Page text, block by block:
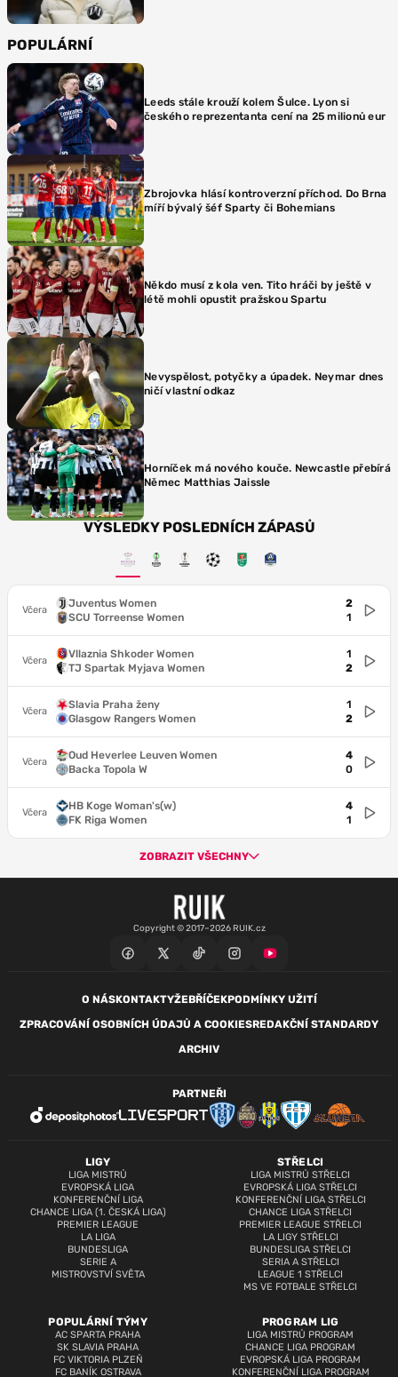
POPULÁRNÍ
Leeds stále krouží kolem Šulce. Lyon si
českého reprezentanta cení na 25 milionů eur
Zbrojovka hlásí kontroverzní příchod. Do Brna
míří bývalý šéf Sparty či Bohemians
Někdo musí z kola ven. Tito hráči by ještě v
létě mohli opustit pražskou Spartu
Nevyspělost, potyčky a úpadek. Neymar dnes
ničí vlastní odkaz
Horníček má nového kouče. Newcastle přebírá
Němec Matthias Jaissle
VÝSLEDKY POSLEDNÍCH ZÁPASŮ
Včera
Juventus Women
SCU Torreense Women
2
1
Včera
Vllaznia Shkoder Women
TJ Spartak Myjava Women
1
2
Včera
Slavia Praha ženy
Glasgow Rangers Women
1
2
Včera
Oud Heverlee Leuven Women
Backa Topola W
4
0
Včera
HB Koge Woman's(w)
FK Riga Women
4
1
ZOBRAZIT VŠECHNY
Copyright © 2017–2026 RUIK.cz
O NÁSKONTAKTYŽEBŘÍČEKPODMÍNKY UŽITÍ
ZPRACOVÁNÍ OSOBNÍCH ÚDAJŮ A COOKIESREDAKČNÍ STANDARDY
ARCHIV
LIGY
LIGA MISTRŮ
EVROPSKÁ LIGA
KONFERENČNÍ LIGA
CHANCE LIGA (1. ČESKÁ LIGA)
PREMIER LEAGUE
LA LIGA
BUNDESLIGA
SERIE A
MISTROVSTVÍ SVĚTA
STŘELCI
LIGA MISTRŮ STŘELCI
EVROPSKÁ LIGA STŘELCI
KONFERENČNÍ LIGA STŘELCI
CHANCE LIGA STŘELCI
PREMIER LEAGUE STŘELCI
LA LIGY STŘELCI
BUNDESLIGA STŘELCI
SERIA A STŘELCI
LEAGUE 1 STŘELCI
MS VE FOTBALE STŘELCI
POPULÁRNÍ TÝMY
AC SPARTA PRAHA
SK SLAVIA PRAHA
FC VIKTORIA PLZEŇ
FC BANÍK OSTRAVA
PROGRAM LIG
LIGA MISTRŮ PROGRAM
CHANCE LIGA PROGRAM
EVROPSKÁ LIGA PROGRAM
KONFERENČNÍ LIGA PROGRAM
PARTNEŘI